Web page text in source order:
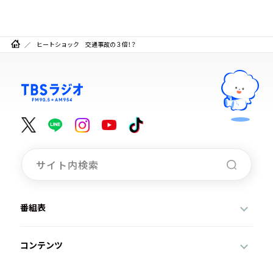
ヒートショック 交通事故の３倍！？
番組表
コンテンツ